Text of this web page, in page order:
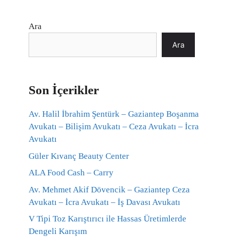
Ara
Ara
Son İçerikler
Av. Halil İbrahim Şentürk – Gaziantep Boşanma
Avukatı – Bilişim Avukatı – Ceza Avukatı – İcra
Avukatı
Güler Kıvanç Beauty Center
ALA Food Cash – Carry
Av. Mehmet Akif Dövencik – Gaziantep Ceza
Avukatı – İcra Avukatı – İş Davası Avukatı
V Tipi Toz Karıştırıcı ile Hassas Üretimlerde
Dengeli Karışım